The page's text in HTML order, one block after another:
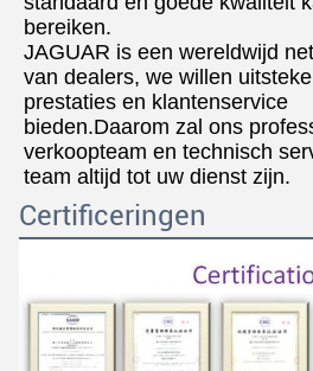
bereiken.
JAGUAR is een wereldwijd
van dealers, we willen
prestaties en klantenservice
bieden.Daarom zal ons
verkoopteam en technisch
team altijd tot uw dienst zijn.
Certificeringen